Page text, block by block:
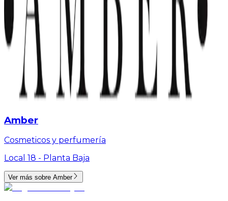
Amber
Cosmeticos y perfumería
Local 18 - Planta Baja
Ver más sobre Amber